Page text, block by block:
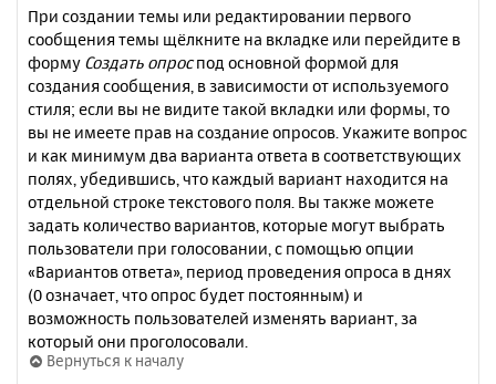
При создании темы или редактировании первого
сообщения темы щёлкните на вкладке или перейдите в
форму Создать опроспод основной формой для
создания сообщения, в зависимости от используемого
стиля; если вы не видите такой вкладки или формы, то
вы не имеете прав на создание опросов. Укажите вопрос
и как минимум два варианта ответа в соответствующих
полях, убедившись, что каждый вариант находится на
отдельной строке текстового поля. Вы также можете
задать количество вариантов, которые могут выбрать
пользователи при голосовании, с помощью опции
«Вариантов ответа», период проведения опроса в днях
(0 означает, что опрос будет постоянным) и
возможность пользователей изменять вариант, за
который они проголосовали.
Вернуться к началу